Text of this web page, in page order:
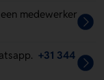
medewerker
+31 344